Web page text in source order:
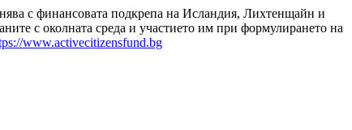
с финансовата подкрепа на Исландия, Лихтенщайн и
с околната среда и участието им при формулирането на
www.activecitizensfund.bg